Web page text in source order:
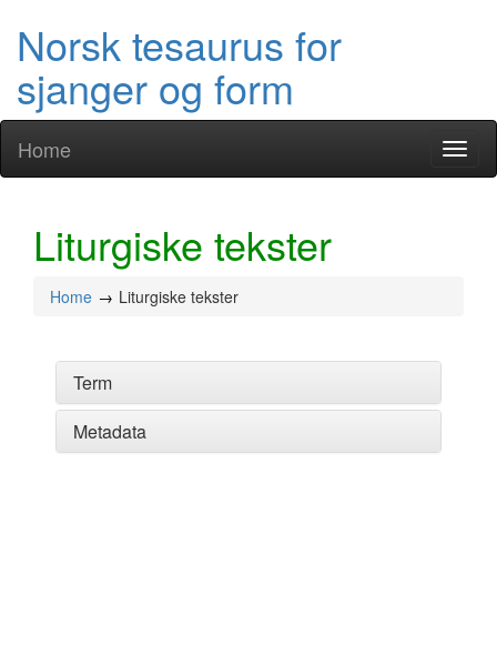
Norsk tesaurus for
sjanger og form
Home
Liturgiske tekster
Home Liturgiske tekster
Term
Metadata